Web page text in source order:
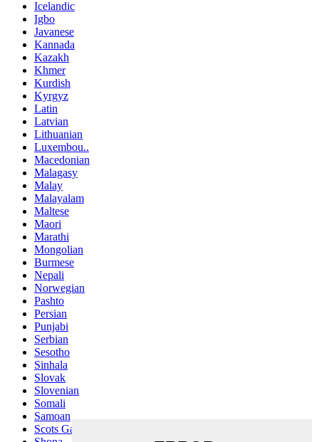
Icelandic
Igbo
Javanese
Kannada
Kazakh
Khmer
Kurdish
Kyrgyz
Latin
Latvian
Lithuanian
Luxembou..
Macedonian
Malagasy
Malay
Malayalam
Maltese
Maori
Marathi
Mongolian
Burmese
Nepali
Norwegian
Pashto
Persian
Punjabi
Serbian
Sesotho
Sinhala
Slovak
Slovenian
Somali
Samoan
Scots Gaelic